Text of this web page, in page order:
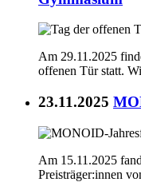
Am 29.11.2025
offenen Tür statt.
23.11.2025
Am 15.11.2025
Preisträger:innen